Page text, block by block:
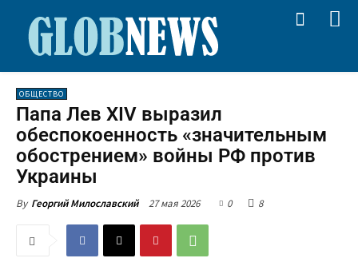
ОБЩЕСТВО
Папа Лев XIV выразил
обеспокоенность «значительным
обострением» войны РФ против
Украины
By Георгий Милославский 27 мая 2026 0 8